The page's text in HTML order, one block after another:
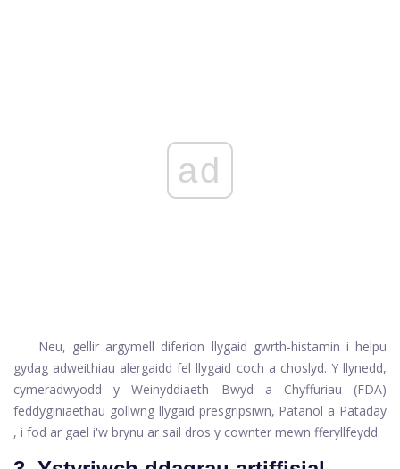
ad
Neu, gellir argymell diferion llygaid gwrth-histamin i helpu
gydag adweithiau alergaidd fel llygaid coch a choslyd. Y llynedd,
cymeradwyodd y Weinyddiaeth Bwyd a Chyffuriau (FDA)
feddyginiaethau gollwng llygaid presgripsiwn, Patanol a Pataday
, i fod ar gael i'w brynu ar sail dros y cownter mewn fferyllfeydd.